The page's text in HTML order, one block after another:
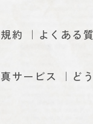
約 よくある
サービス ど